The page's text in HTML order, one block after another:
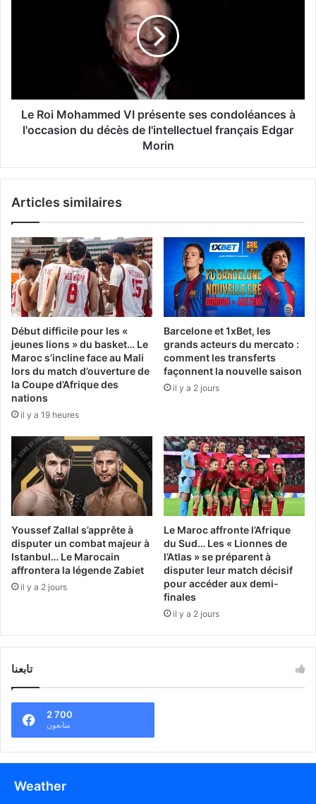
l'occasion
décès
français
Morin
Le Roi Mohammed VI présente ses condoléances à
l'occasion du décès de l'intellectuel français Edgar
Morin
Articles similaires
Début difficile pour les «
jeunes lions » du basket… Le
Maroc s’incline face au Mali
lors du match d’ouverture de
la Coupe d’Afrique des
nations
il y a 19 heures
Barcelone et 1xBet, les
grands acteurs du mercato :
comment les transferts
façonnent la nouvelle saison
il y a 2 jours
Youssef Zallal s’apprête à
disputer un combat majeur à
Istanbul… Le Marocain
affrontera la légende Zabiet
il y a 2 jours
Le Maroc affronte l’Afrique
du Sud… Les « Lionnes de
l’Atlas » se préparent à
disputer leur match décisif
pour accéder aux demi-
finales
il y a 2 jours
تابعنا
2 700
متابعون
Weather